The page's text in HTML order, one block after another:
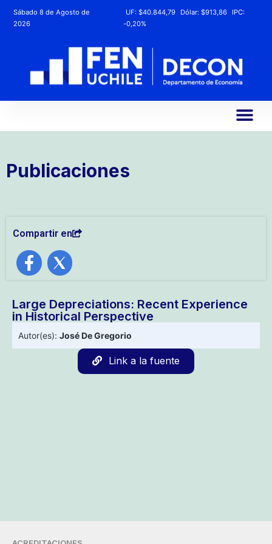
Sábado 8 de Agosto de
2026
UF:$40.844,79 Dólar:$913,86
IPC:
-0,20%
Publicaciones
Compartir en
Large Depreciations: Recent Experience
in Historical Perspective
Autor(es): José De Gregorio
Link a la fuente